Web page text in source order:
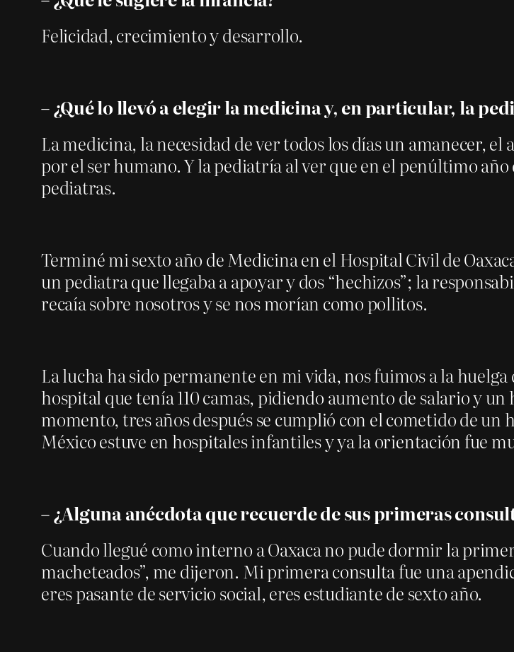
Felicidad, crecimiento y desarrollo.
– ¿Qué lo llevó a elegir la medicina y, en particular, la
La medicina, la necesidad de ver todos los días un amanecer,
por el ser humano. Y la pediatría al ver que en el penúltimo
pediatras.
Terminé mi sexto año de Medicina en el Hospital Civil de
un pediatra que llegaba a apoyar y dos “hechizos”; la
recaía sobre nosotros y se nos morían como pollitos.
La lucha ha sido permanente en mi vida, nos fuimos a la
hospital que tenía 110 camas, pidiendo aumento de salario y
momento, tres años después se cumplió con el cometido de
México estuve en hospitales infantiles y ya la orientación fue
– ¿Alguna anécdota que recuerde de sus primeras
Cuando llegué como interno a Oaxaca no pude dormir la
macheteados”, me dijeron. Mi primera consulta fue una
eres pasante de servicio social, eres estudiante de sexto año.